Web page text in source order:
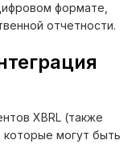
формате,
отчетности.
XBRL (также
которые могут быть